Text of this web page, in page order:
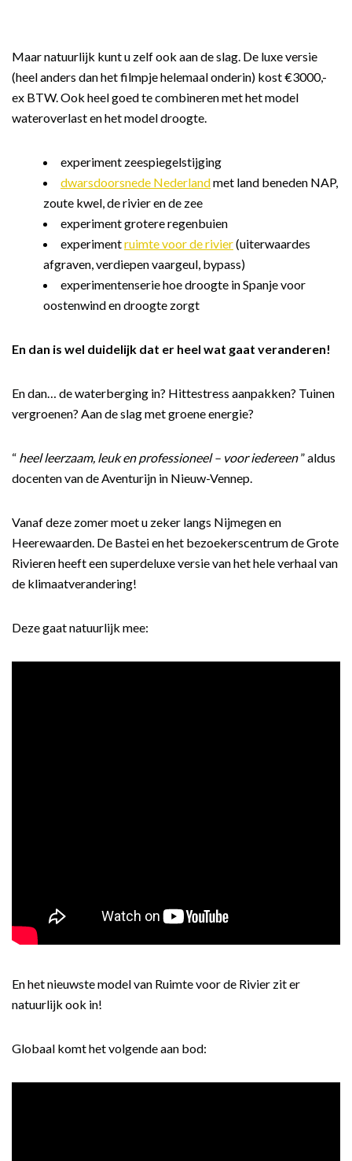
Maar natuurlijk kunt u zelf ook aan de slag. De luxe versie
(heel anders dan het filmpje helemaal onderin) kost €3000,-
ex BTW. Ook heel goed te combineren met het model
wateroverlast en het model droogte.
experiment zeespiegelstijging
dwarsdoorsnede Nederlandmet land beneden NAP,
zoute kwel, de rivier en de zee
experiment grotere regenbuien
experimentruimte voor de rivier(uiterwaardes
afgraven, verdiepen vaargeul, bypass)
experimentenserie hoe droogte in Spanje voor
oostenwind en droogte zorgt
En dan is wel duidelijk dat er heel wat gaat veranderen!
En dan… de waterberging in? Hittestress aanpakken? Tuinen
vergroenen? Aan de slag met groene energie?
“ heel leerzaam, leuk en professioneel – voor iedereen” aldus
docenten van de Aventurijn in Nieuw-Vennep.
Vanaf deze zomer moet u zeker langs Nijmegen en
Heerewaarden. De Bastei en het bezoekerscentrum de Grote
Rivieren heeft een superdeluxe versie van het hele verhaal van
de klimaatverandering!
Deze gaat natuurlijk mee:
En het nieuwste model van Ruimte voor de Rivier zit er
natuurlijk ook in!
Globaal komt het volgende aan bod: